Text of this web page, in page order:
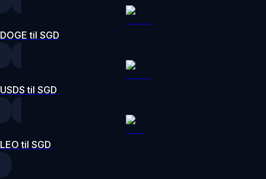
DOGE til SGD
USDS til SGD
LEO til SGD